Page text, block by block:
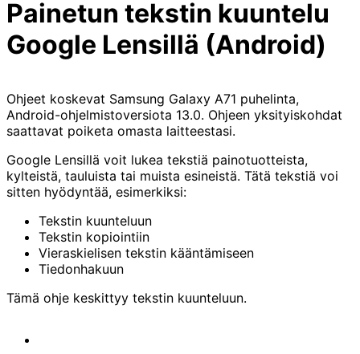
Painetun tekstin kuuntelu
Google Lensillä (Android)
Ohjeet koskevat Samsung Galaxy A71 puhelinta,
Android-ohjelmistoversiota 13.0. Ohjeen yksityiskohdat
saattavat poiketa omasta laitteestasi.
Google Lensillä voit lukea tekstiä painotuotteista,
kylteistä, tauluista tai muista esineistä. Tätä tekstiä voi
sitten hyödyntää, esimerkiksi:
Tekstin kuunteluun
Tekstin kopiointiin
Vieraskielisen tekstin kääntämiseen
Tiedonhakuun
Tämä ohje keskittyy tekstin kuunteluun.